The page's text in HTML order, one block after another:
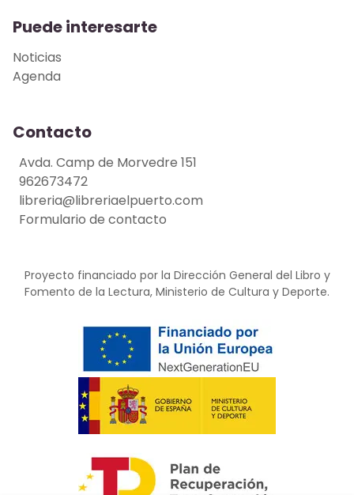
Puede interesarte
Noticias
Agenda
Contacto
Avda. Camp de Morvedre 151
962673472
libreria@libreriaelpuerto.com
Formulario de contacto
Proyecto financiado por la Dirección General del Libro y
Fomento de la Lectura, Ministerio de Cultura y Deporte.